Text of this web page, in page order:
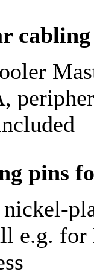
cabling
pins
nickel-
e.g. for